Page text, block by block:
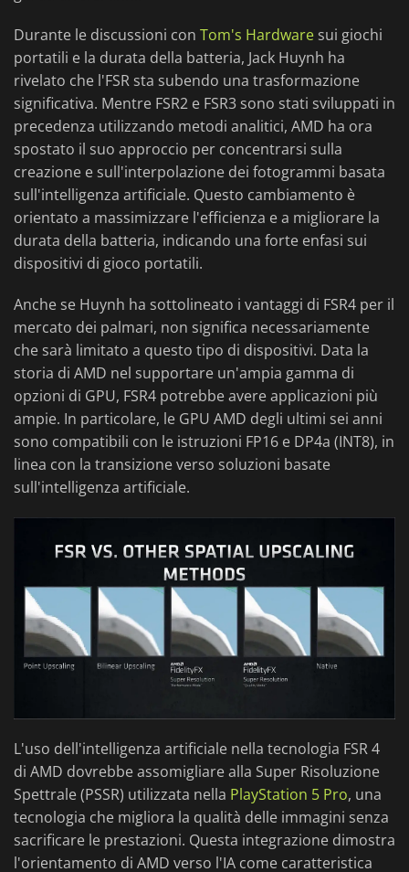
Durante le discussioni con Tom's Hardware sui giochi
portatili e la durata della batteria, Jack Huynh ha
rivelato che l'FSR sta subendo una trasformazione
significativa. Mentre FSR2 e FSR3 sono stati sviluppati in
precedenza utilizzando metodi analitici, AMD ha ora
spostato il suo approccio per concentrarsi sulla
creazione e sull'interpolazione dei fotogrammi basata
sull'intelligenza artificiale. Questo cambiamento è
orientato a massimizzare l'efficienza e a migliorare la
durata della batteria, indicando una forte enfasi sui
dispositivi di gioco portatili.
Anche se Huynh ha sottolineato i vantaggi di FSR4 per il
mercato dei palmari, non significa necessariamente
che sarà limitato a questo tipo di dispositivi. Data la
storia di AMD nel supportare un'ampia gamma di
opzioni di GPU, FSR4 potrebbe avere applicazioni più
ampie. In particolare, le GPU AMD degli ultimi sei anni
sono compatibili con le istruzioni FP16 e DP4a (INT8), in
linea con la transizione verso soluzioni basate
sull'intelligenza artificiale.
L'uso dell'intelligenza artificiale nella tecnologia FSR 4
di AMD dovrebbe assomigliare alla Super Risoluzione
Spettrale (PSSR) utilizzata nella PlayStation 5 Pro, una
tecnologia che migliora la qualità delle immagini senza
sacrificare le prestazioni. Questa integrazione dimostra
l'orientamento di AMD verso l'IA come caratteristica